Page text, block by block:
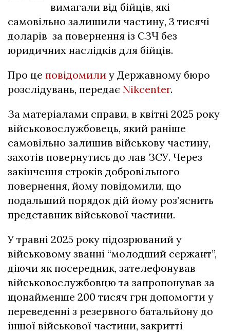
вимагали від бійців, які
самовільно залишили частину, 3 тисячі
доларів за повернення із СЗЧ без
юридичних наслідків для бійців.
Про це повідомили у Державному бюро
розслідувань, передає Nikcenter.
За матеріалами справи, в квітні 2025 року
військовослужбовець, який раніше
самовільно залишив військову частину,
захотів повернутись до лав ЗСУ. Через
закінчення строків добровільного
повернення, йому повідомили, що
подальший порядок дій йому роз’яснить
представник військової частини.
У травні 2025 року підозрюваний у
військовому званні “молодший сержант”,
діючи як посередник, зателефонував
військовослужбовцю та запропонував за
щонайменше 200 тисяч грн допомогти у
переведенні з резервного батальйону до
іншої військової частини, закритті